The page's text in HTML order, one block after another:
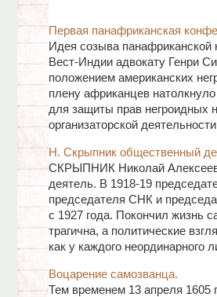
Первая панафриканская
Идея созыва
Вест-Индии адвокату Генри
положением американских
плену африканцев
для защиты прав негроидных
организаторской
Н. Скрыпник общественный
СКРЫПНИК Николай
деятель. В 1918-19
председателя СНК и
с 1927 года. Покончил жизнь
трагична, а политические
как у каждого неординарного
Воцарение самозванца.
Тем временем 13 апреля 1605